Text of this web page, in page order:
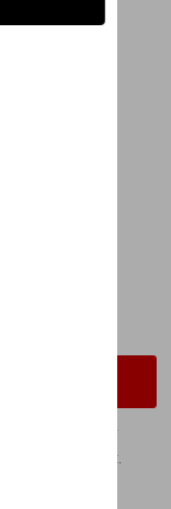
al uw kleding of
embleem draagt.